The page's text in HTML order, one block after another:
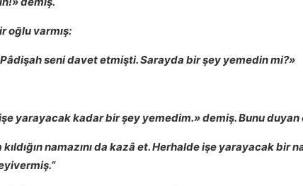
oğlu varmış:
seni davet etmişti. Sarayda bir şey yemedin mi?»
yarayacak kadar bir şey yemedim.» demiş. Bunu duyan
namazını da kazâ et. Herhalde işe yarayacak bir